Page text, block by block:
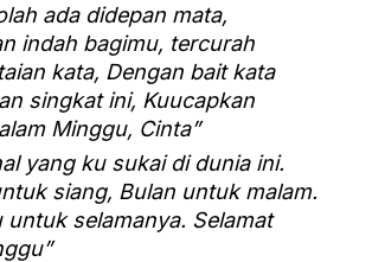
ada didepan mata,
indah bagimu, tercurah
kata, Dengan bait kata
singkat ini, Kuucapkan
Minggu, Cinta”
yang ku sukai di dunia ini.
siang, Bulan untuk malam.
untuk selamanya. Selamat